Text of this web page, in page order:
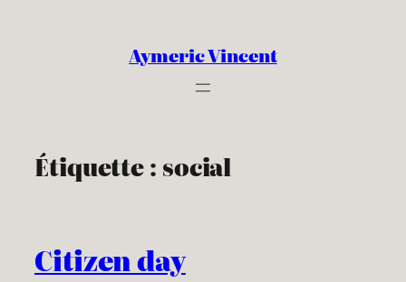
Aymeric Vincent
Étiquette : social
Citizen day